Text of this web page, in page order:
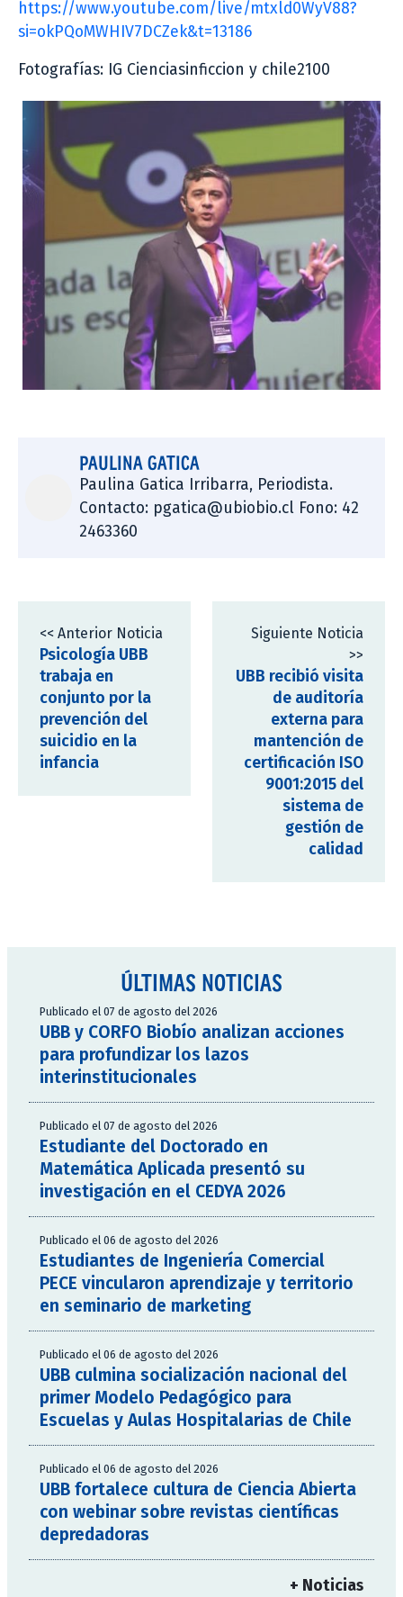
https://www.youtube.com/live/mtxld0WyV88?
si=okPQoMWHIV7DCZek&t=13186
Fotografías: IG Cienciasinficcion y chile2100
PAULINA GATICA
Paulina Gatica Irribarra, Periodista.
Contacto: pgatica@ubiobio.cl Fono: 42
2463360
<< Anterior Noticia
Psicología UBB
trabaja en
conjunto por la
prevención del
suicidio en la
infancia
Siguiente Noticia
>>
UBB recibió visita
de auditoría
externa para
mantención de
certificación ISO
9001:2015 del
sistema de
gestión de
calidad
ÚLTIMAS NOTICIAS
Publicado el 07 de agosto del 2026
UBB y CORFO Biobío analizan acciones
para profundizar los lazos
interinstitucionales
Publicado el 07 de agosto del 2026
Estudiante del Doctorado en
Matemática Aplicada presentó su
investigación en el CEDYA 2026
Publicado el 06 de agosto del 2026
Estudiantes de Ingeniería Comercial
PECE vincularon aprendizaje y territorio
en seminario de marketing
Publicado el 06 de agosto del 2026
UBB culmina socialización nacional del
primer Modelo Pedagógico para
Escuelas y Aulas Hospitalarias de Chile
Publicado el 06 de agosto del 2026
UBB fortalece cultura de Ciencia Abierta
con webinar sobre revistas científicas
depredadoras
+ Noticias